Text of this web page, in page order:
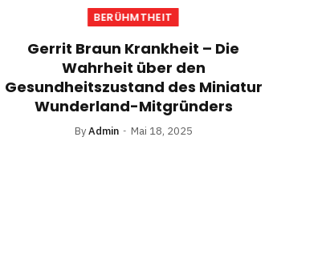
BERÜHMTHEIT
Gerrit Braun Krankheit – Die
Wahrheit über den
Gesundheitszustand des Miniatur
Wunderland-Mitgründers
By Admin Mai 18, 2025